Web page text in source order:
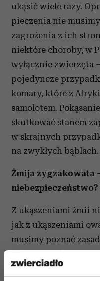
ukąsić wiele razy.
pieczenia nie
zagrożenia z ich
niektóre choroby, w
wyłącznie zwierzęta
pojedyncze
komary, które z
samolotem.
skutkować stanem
w skrajnych
na zwykłych bąblach.
Żmija zygzakowata
niebezpieczeństwo?
Z ukąszeniami żmii
jak z ukąszeniami
musimy poznać
najczęściej ból,